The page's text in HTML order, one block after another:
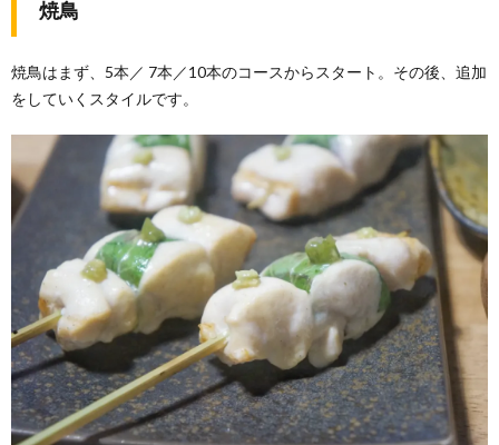
焼鳥
焼鳥はまず、5本／ 7本／10本のコースからスタート。その後、追加
をしていくスタイルです。